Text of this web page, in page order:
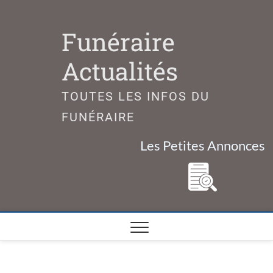
Funéraire
Actualités
TOUTES LES INFOS DU
FUNÉRAIRE
Les Petites Annonces